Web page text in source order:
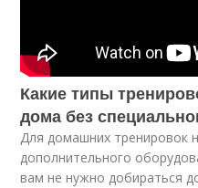
Какие типы
дома без
Для домашних тренировок
дополнительного
вам не нужно добираться